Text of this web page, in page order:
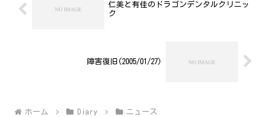
仁美と有佳のドラゴンデンタルクリニッ
ク
障害復旧(2005/01/27)
ホーム Diary ニュース